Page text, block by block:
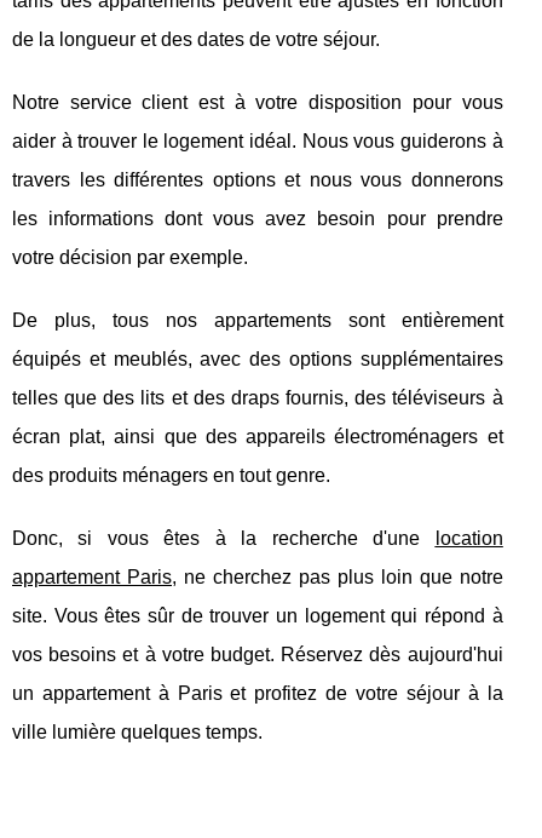
de la longueur et des dates de votre séjour.
Notre service client est à votre disposition pour vous
aider à trouver le logement idéal. Nous vous guiderons à
travers les différentes options et nous vous donnerons
les informations dont vous avez besoin pour prendre
votre décision par exemple.
De plus, tous nos appartements sont entièrement
équipés et meublés, avec des options supplémentaires
telles que des lits et des draps fournis, des téléviseurs à
écran plat, ainsi que des appareils électroménagers et
des produits ménagers en tout genre.
Donc, si vous êtes à la recherche d'une
location
appartement Paris, ne cherchez pas plus loin que notre
site. Vous êtes sûr de trouver un logement qui répond à
vos besoins et à votre budget. Réservez dès aujourd'hui
un appartement à Paris et profitez de votre séjour à la
ville lumière quelques temps.